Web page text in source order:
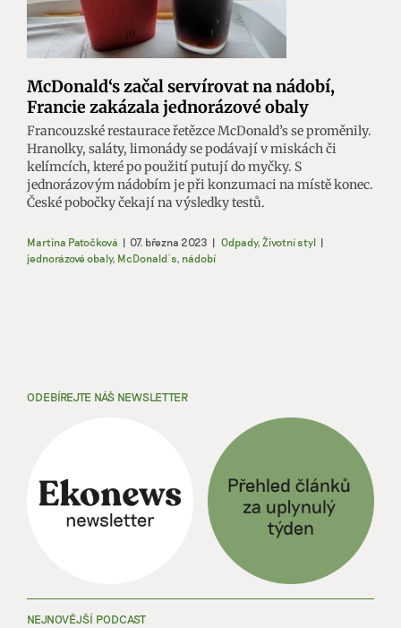
McDonald‘s začal servírovat na nádobí,
Francie zakázala jednorázové obaly
Francouzské restaurace řetězce McDonald’s se proměnily.
Hranolky, saláty, limonády se podávají v miskách či
kelímcích, které po použití putují do myčky. S
jednorázovým nádobím je při konzumaci na místě konec.
České pobočky čekají na výsledky testů.
Martina Patočková | 07. března 2023 | Odpady, Životní styl |
jednorázové obaly, McDonald´s, nádobí
ODEBÍREJTE NÁŠ NEWSLETTER
NEJNOVĚJŠÍ PODCAST